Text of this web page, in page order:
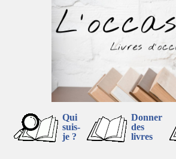
Qui
suis-
je ?
Donner
des
livres